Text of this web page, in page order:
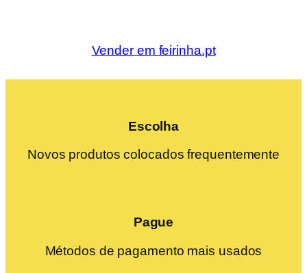
Vender em feirinha.pt
Escolha
Novos produtos colocados frequentemente
Pague
Métodos de pagamento mais usados